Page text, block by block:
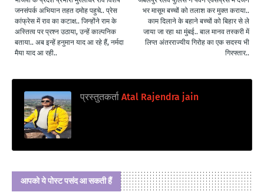
भर मासूम बच्चों को तलाश कर मुक्त कराया..
काम दिलाने के बहाने बच्चों को बिहार से ले
जाया जा रहा था मुंबई.. बाल मानव तस्करी में
लिप्त अंतरराज्यीय गिरोह का एक सदस्य भी
गिरफ्तार..
जनसंपर्क अभियान तहत दमोह पहुचे.. प्रेस
कांफ्रेस में राव का कटाक्ष.. जिन्होंने राम के
अस्तित्व पर प्रश्न उठाया, उन्हें काल्पनिक
बताया.. अब इन्हें हनुमान याद आ रहे हैं, नर्मदा
मैया याद आ रही..
प्रस्तुतकर्ता Atal Rajendra jain
आपको ये पोस्ट पसंद आ सकती हैं